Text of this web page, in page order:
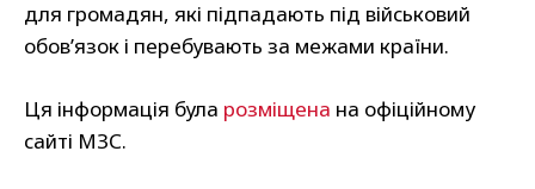
для громадян, які підпадають під військовий
обов’язок і перебувають за межами країни.
Ця інформація була розміщена на офіційному
сайті МЗС.